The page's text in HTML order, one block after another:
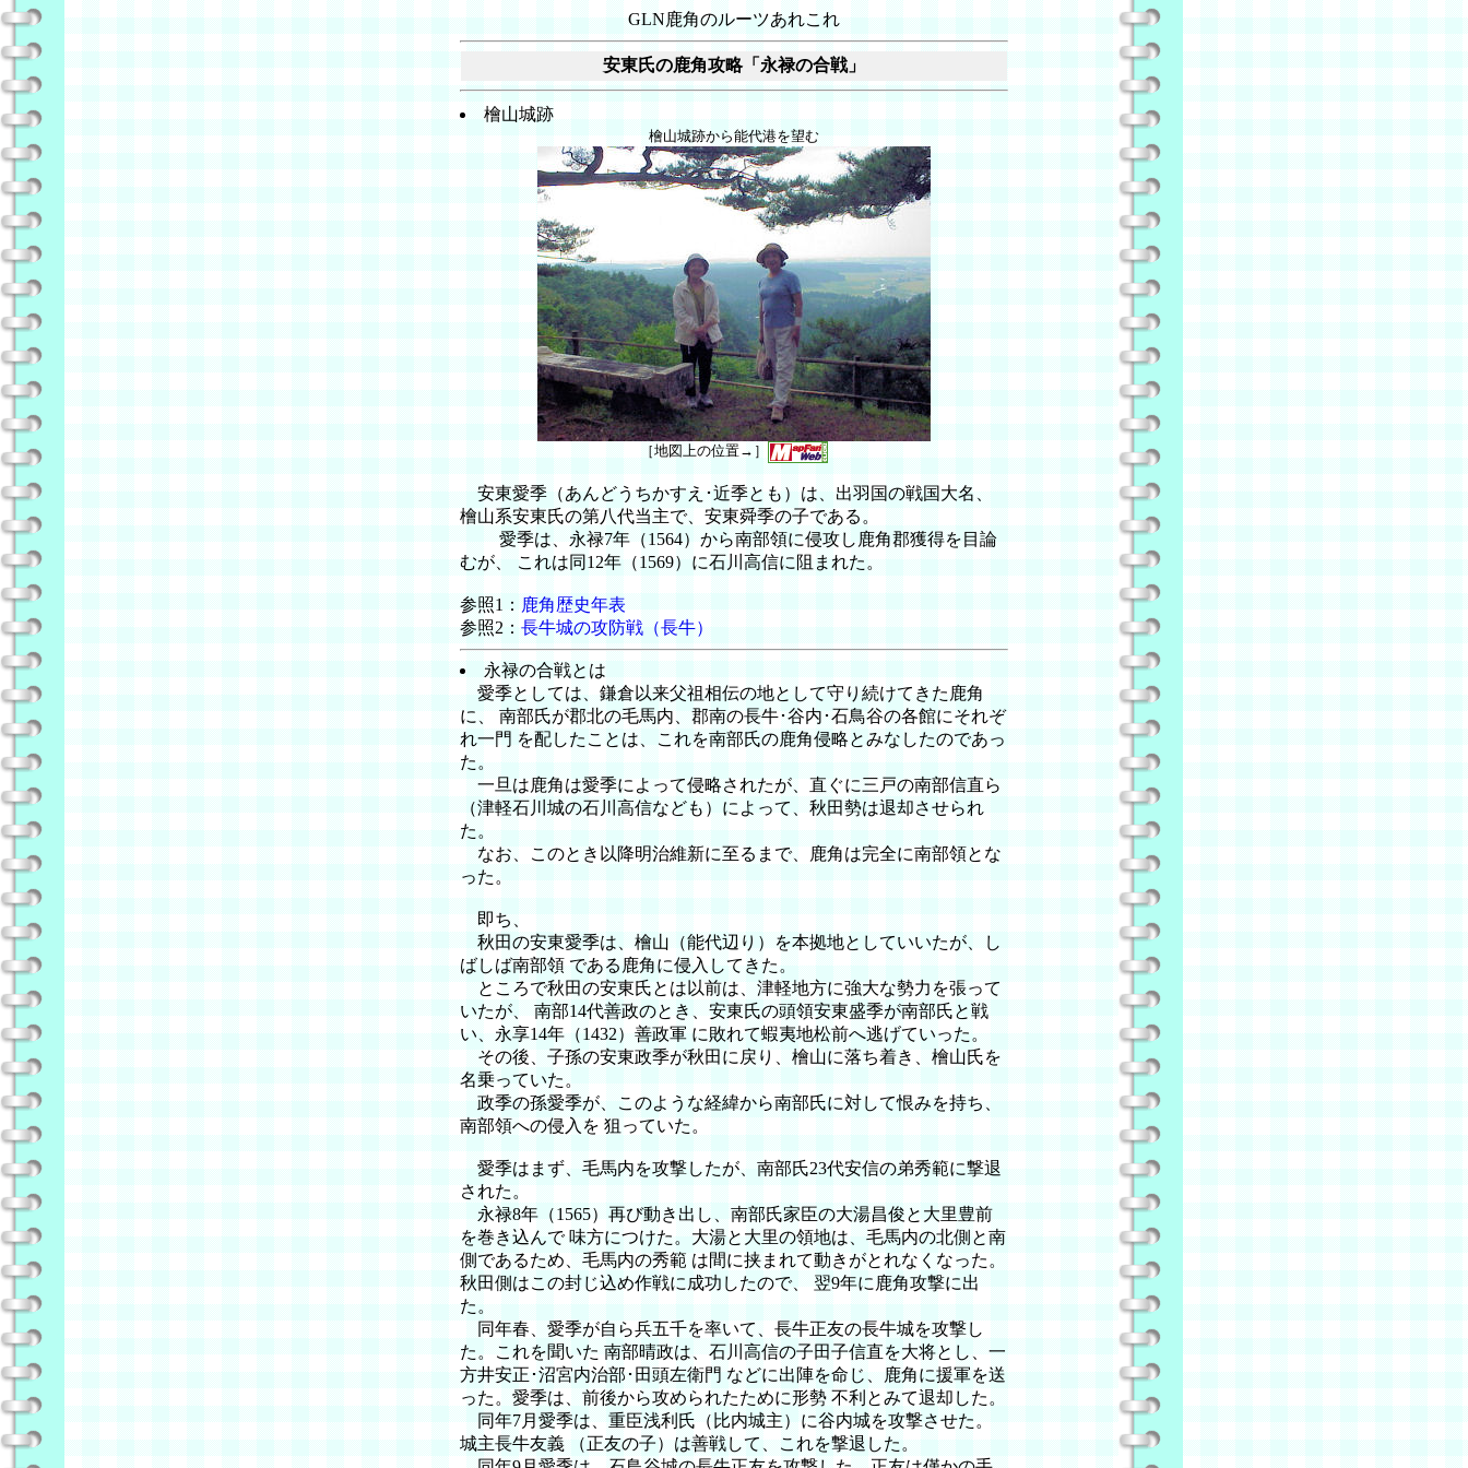
GLN鹿角のルーツあれこれ
安東氏の鹿角攻略「永禄の合戦」
檜山城跡
檜山城跡から能代港を望む
［地図上の位置→］
安東愛季（あんどうちかすえ･近季とも）は、出羽国の戦国大名、
檜山系安東氏の第八代当主で、安東舜季の子である。
愛季は、永禄7年（1564）から南部領に侵攻し鹿角郡獲得を目論
むが、 これは同12年（1569）に石川高信に阻まれた。
参照1：鹿角歴史年表
参照2：長牛城の攻防戦（長牛）
永禄の合戦とは
愛季としては、鎌倉以来父祖相伝の地として守り続けてきた鹿角
に、 南部氏が郡北の毛馬内、郡南の長牛･谷内･石鳥谷の各館にそれぞ
れ一門 を配したことは、これを南部氏の鹿角侵略とみなしたのであっ
た。
一旦は鹿角は愛季によって侵略されたが、直ぐに三戸の南部信直ら
（津軽石川城の石川高信なども）によって、秋田勢は退却させられ
た。
なお、このとき以降明治維新に至るまで、鹿角は完全に南部領とな
った。
即ち、
秋田の安東愛季は、檜山（能代辺り）を本拠地としていいたが、し
ばしば南部領 である鹿角に侵入してきた。
ところで秋田の安東氏とは以前は、津軽地方に強大な勢力を張って
いたが、 南部14代善政のとき、安東氏の頭領安東盛季が南部氏と戦
い、永享14年（1432）善政軍 に敗れて蝦夷地松前へ逃げていった。
その後、子孫の安東政季が秋田に戻り、檜山に落ち着き、檜山氏を
名乗っていた。
政季の孫愛季が、このような経緯から南部氏に対して恨みを持ち、
南部領への侵入を 狙っていた。
愛季はまず、毛馬内を攻撃したが、南部氏23代安信の弟秀範に撃退
された。
永禄8年（1565）再び動き出し、南部氏家臣の大湯昌俊と大里豊前
を巻き込んで 味方につけた。大湯と大里の領地は、毛馬内の北側と南
側であるため、毛馬内の秀範 は間に挟まれて動きがとれなくなった。
秋田側はこの封じ込め作戦に成功したので、 翌9年に鹿角攻撃に出
た。
同年春、愛季が自ら兵五千を率いて、長牛正友の長牛城を攻撃し
た。これを聞いた 南部晴政は、石川高信の子田子信直を大将とし、一
方井安正･沼宮内治部･田頭左衛門 などに出陣を命じ、鹿角に援軍を送
った。愛季は、前後から攻められたために形勢 不利とみて退却した。
同年7月愛季は、重臣浅利氏（比内城主）に谷内城を攻撃させた。
城主長牛友義 （正友の子）は善戦して、これを撃退した。